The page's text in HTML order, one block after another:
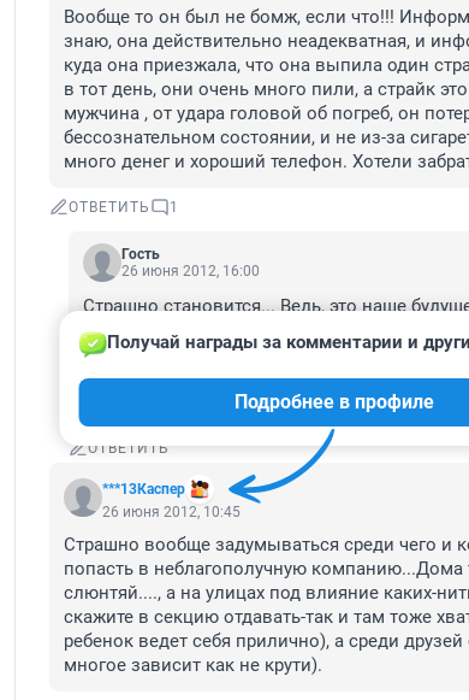
Вообще то он был не бомж, если что!!!
знаю, она действительно неадекватная, и
куда она приезжала, что она выпила один
в тот день, они очень много пили, а страйк
мужчина , от удара головой об погреб, он
бессознательном состоянии, и не из-за
много денег и хороший телефон. Хотели
ОТВЕТИТЬ 1
Гость
26 июня 2012, 16:00
Страшно становится... Ведь, это наше
анархия, беззаконие и вседозволенность!
неприкосновенностью и творят, что хотят!
появления в общественных местах лиц
Вот и пожинаем плоды нашей
ОТВЕТИТЬ
***13Каспер
Получай награды за комментарии и
Подробнее в профиле
26 июня 2012, 10:45
Страшно вообще задумываться среди чего и
попасть в неблагополучную компанию...Дома
слюнтяй...., а на улицах под влияние каких-
скажите в секцию отдавать-так и там тоже
ребенок ведет себя прилично), а среди
многое зависит как не крути).